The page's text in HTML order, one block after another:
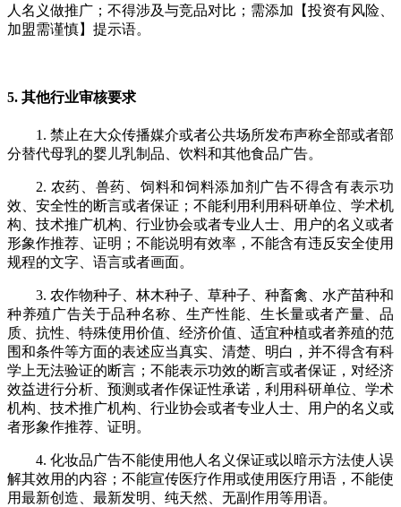
人名义做推广；不得涉及与竞品对比；需添加【投资有风险、
加盟需谨慎】提示语。
5. 其他行业审核要求
1. 禁止在大众传播媒介或者公共场所发布声称全部或者部
分替代母乳的婴儿乳制品、饮料和其他食品广告。
2. 农药、兽药、饲料和饲料添加剂广告不得含有表示功
效、安全性的断言或者保证；不能利用利用科研单位、学术机
构、技术推广机构、行业协会或者专业人士、用户的名义或者
形象作推荐、证明；不能说明有效率，不能含有违反安全使用
规程的文字、语言或者画面。
3. 农作物种子、林木种子、草种子、种畜禽、水产苗种和
种养殖广告关于品种名称、生产性能、生长量或者产量、品
质、抗性、特殊使用价值、经济价值、适宜种植或者养殖的范
围和条件等方面的表述应当真实、清楚、明白，并不得含有科
学上无法验证的断言；不能表示功效的断言或者保证，对经济
效益进行分析、预测或者作保证性承诺，利用科研单位、学术
机构、技术推广机构、行业协会或者专业人士、用户的名义或
者形象作推荐、证明。
4. 化妆品广告不能使用他人名义保证或以暗示方法使人误
解其效用的内容；不能宣传医疗作用或使用医疗用语，不能使
用最新创造、最新发明、纯天然、无副作用等用语。